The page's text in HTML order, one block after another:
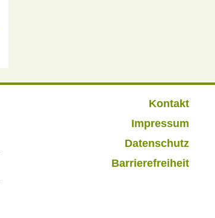
Kontakt
Impressum
Datenschutz
Barrierefreiheit